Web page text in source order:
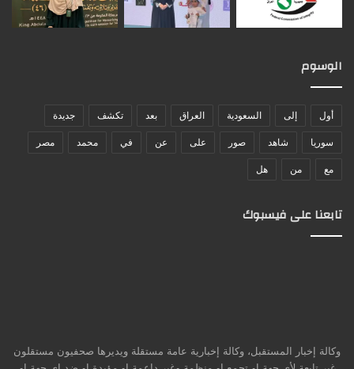
الوسوم
أول إلى السعودية العراق بعد تكشف جديدة
سوريا شاهد صور على عن في محمد مصر
مع من هل
تابعنا على فيسبوك
وكالة إخبار المستقبل، وكالة إخبارية عامة مستقلة ويديرها صحفيون مستقلون